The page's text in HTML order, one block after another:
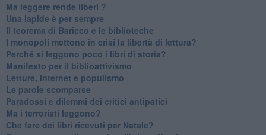
Ma leggere rende liberi ?
​Una lapide è per sempre
Il teorema di Baricco e le biblioteche
I monopoli mettono in crisi la libertà di lettura?
​Perché si leggono poco i libri di storia?
​Manifesto per il biblioattivismo
Letture, internet e populismo
​Le parole scomparse
​Paradossi e dilemmi dei critici antipatici
Ma i terroristi leggono?
​Che fare dei libri ricevuti per Natale?